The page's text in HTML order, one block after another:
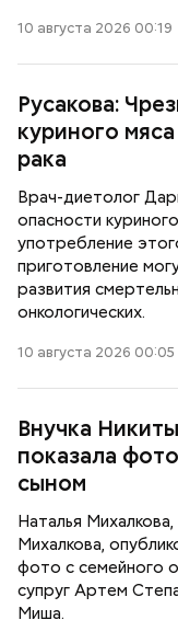
10 августа 2026 00:19
Русакова:
куриного
рака
Врач-диетолог
опасности
употребление
приготовление
развития
онкологических.
10 августа 2026 00:05
Внучка
показала
сыном
Наталья
Михалкова,
фото с семейного
супруг Артем
Миша.